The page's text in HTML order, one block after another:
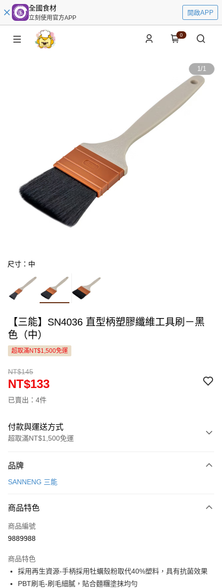
全國食材
立刻使用官方APP
開啟APP
0
1/1
尺寸：中
【三能】SN4036 直型柄塑膠纖維工具刷－黑
色（中）
超取滿NT$1,500免運
NT$145
NT$133
已賣出：4件
付款與運送方式
超取滿NT$1,500免運
信用卡一次付款
Apple Pay
悠遊付
全盈+PAY
ATM付款
品牌
SANNENG 三能
商品特色
商品編號
9889988
商品特色
採用再生資源-手柄採用牡蠣殼粉取代40%塑料，具有抗菌效果
PBT刷毛-刷毛細膩，貼合麵糰塗抹均勻